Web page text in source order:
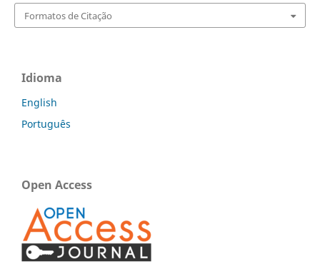
Formatos de Citação
Idioma
English
Português
Open Access